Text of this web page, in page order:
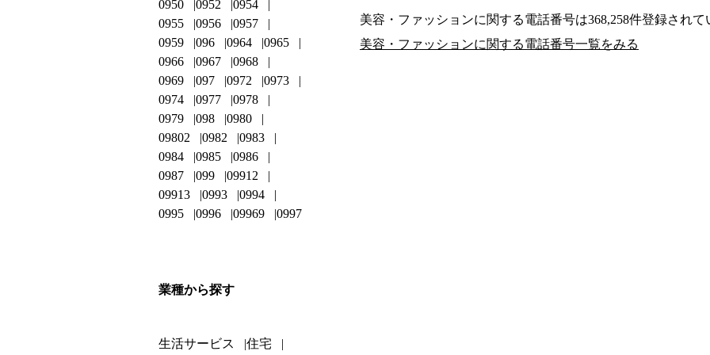
美容・ファッションに関する電話番号は368,258件登録されて
美容・ファッションに関する電話番号一覧をみる
0950
0952
0954
0955
0956
0957
0959
096 0964
0965
0966
0967
0968
0969
097 0972
0973
0974
0977
0978
0979
098
0980
09802
0982
0983
0984
0985
0986
0987
099
09912
09913
0993
0994
0995
0996 09969 0997
業種から探す
生活サービス 住宅